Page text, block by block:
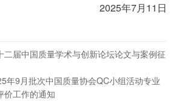
2025年7月11日
二届中国质量学术与创新论坛论文与案例征
年9月批次中国质量协会QC小组活动专业
价工作的通知